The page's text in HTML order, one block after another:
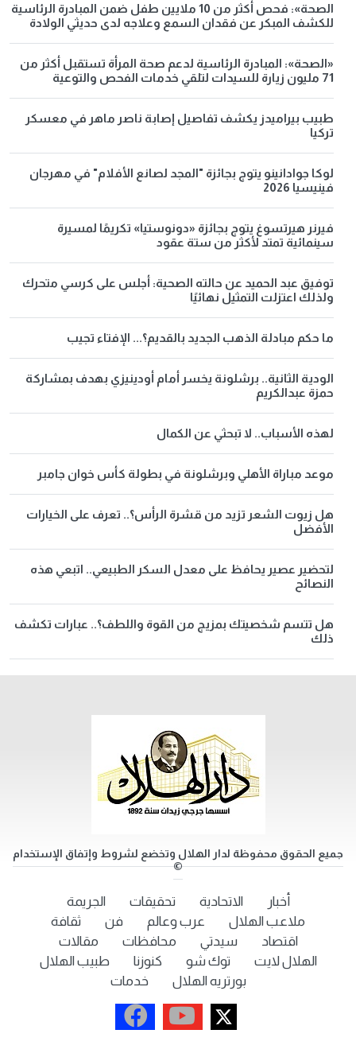
الصحة»: فحص أكثر من 10 ملايين طفل ضمن المبادرة الرئاسية
للكشف المبكر عن فقدان السمع وعلاجه لدى حديثي الولادة
«الصحة»: المبادرة الرئاسية لدعم صحة المرأة تستقبل أكثر من
71 مليون زيارة للسيدات لتلقي خدمات الفحص والتوعية
طبيب بيراميدز يكشف تفاصيل إصابة ناصر ماهر في معسكر
تركيا
لوكا جوادانينو يتوج بجائزة "المجد لصانع الأفلام" في مهرجان
فينيسيا 2026
فيرنر هيرتسوغ يتوج بجائزة «دونوستيا» تكريمًا لمسيرة
سينمائية تمتد لأكثر من ستة عقود
توفيق عبد الحميد عن حالته الصحية: أجلس على كرسي متحرك
ولذلك اعتزلت التمثيل نهائيًا
ما حكم مبادلة الذهب الجديد بالقديم؟... الإفتاء تجيب
الودية الثانية.. برشلونة يخسر أمام أودينيزي بهدف بمشاركة
حمزة عبدالكريم
لهذه الأسباب.. لا تبحثي عن الكمال
موعد مباراة الأهلي وبرشلونة في بطولة كأس خوان جامبر
هل زيوت الشعر تزيد من قشرة الرأس؟.. تعرف على الخيارات
الأفضل
لتحضير عصير يحافظ على معدل السكر الطبيعي.. اتبعي هذه
النصائح
هل تتسم شخصيتك بمزيج من القوة واللطف؟.. عبارات تكشف
ذلك
جميع الحقوق محفوظة لدار الهلال وتخضع لشروط وإتفاق الإستخدام
©
أخبار الاتحادية تحقيقات
الجريمة
ملاعب الهلال
عرب وعالم فن
ثقافة
اقتصاد
سيدتي محافظات
مقالات
الهلال لايت
توك شو كنوزنا
طبيب الهلال
بورتريه الهلال
خدمات